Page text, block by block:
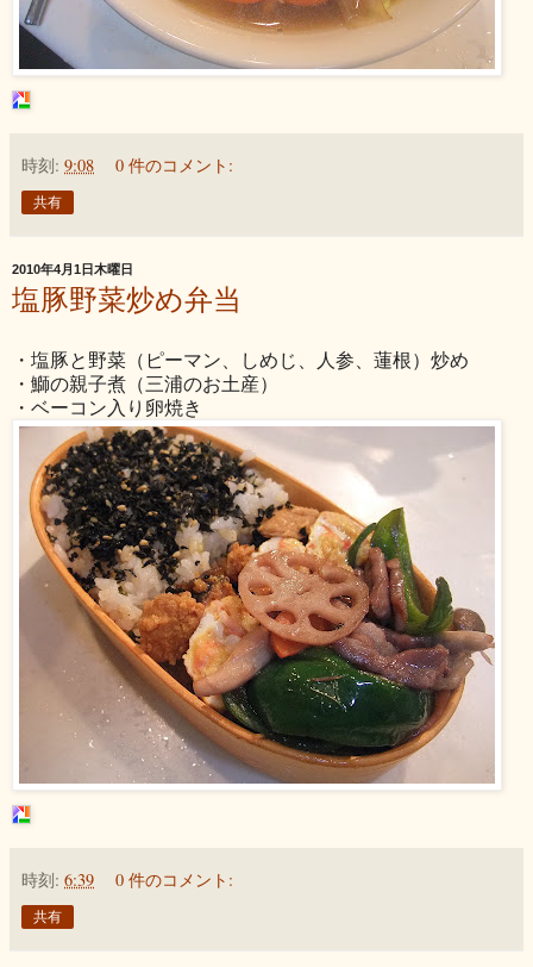
時刻: 9:08 0 件のコメント:
共有
2010年4月1日木曜日
塩豚野菜炒め弁当
・塩豚と野菜（ピーマン、しめじ、人参、蓮根）炒め
・鰤の親子煮（三浦のお土産）
・ベーコン入り卵焼き
時刻: 6:39 0 件のコメント:
共有